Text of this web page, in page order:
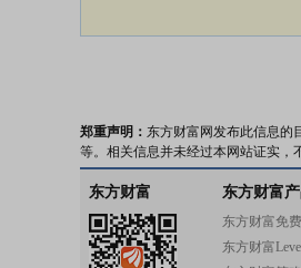
郑重声明： 东方财富网发布此信息的
等。相关信息并未经过本网站证实，